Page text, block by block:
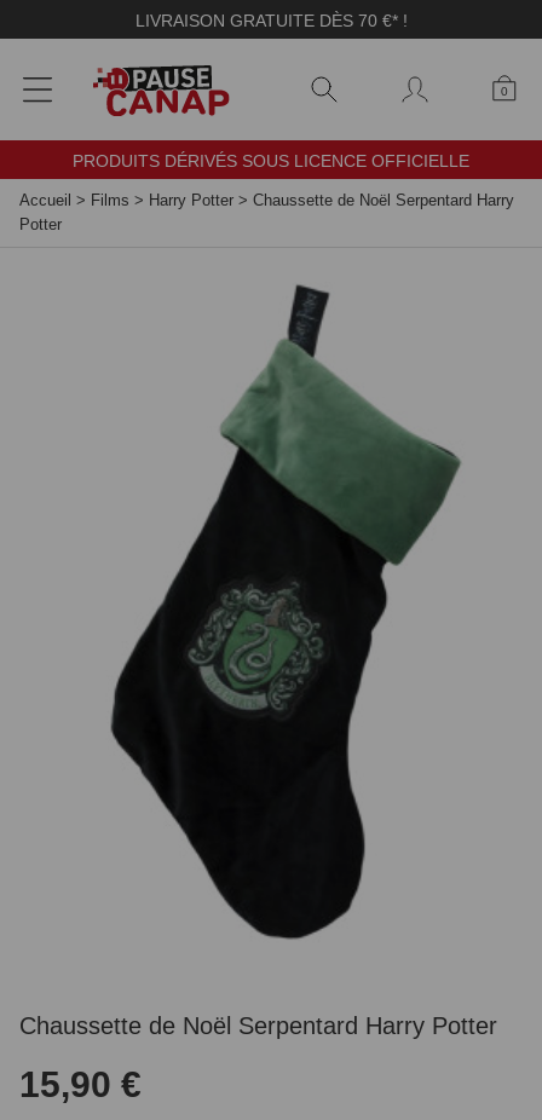
LIVRAISON GRATUITE DÈS 70 €* !
0
PRODUITS DÉRIVÉS SOUS LICENCE OFFICIELLE
Accueil > Films > Harry Potter > Chaussette de Noël Serpentard Harry
Potter
Chaussette de Noël Serpentard Harry Potter
15,90 €
Panneau de gestion des cookies